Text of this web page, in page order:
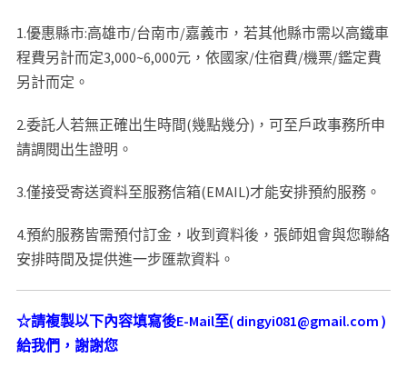
1.優惠縣市:高雄市/台南市/嘉義市，若其他縣市需以高鐵車
程費另計而定3,000~6,000元，依國家/住宿費/機票/鑑定費
另計而定。
2.委託人若無正確出生時間(幾點幾分)，可至戶政事務所申
請調閱出生證明。
3.僅接受寄送資料至服務信箱(EMAIL)才能安排預約服務。
4.預約服務皆需預付訂金，收到資料後，張師姐會與您聯絡
安排時間及提供進一步匯款資料。
☆請複製以下內容填寫後E-Mail至( dingyi081@gmail.com )
給我們，謝謝您